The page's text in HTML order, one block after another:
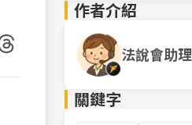
作者介紹
法說會助理
關鍵字